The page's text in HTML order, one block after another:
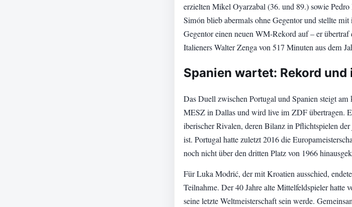
erzielten Mikel Oyarzabal (36. und 89.) sowie
Simón blieb abermals ohne Gegentor und stellte
Gegentor einen neuen WM-Rekord auf – er
Italieners Walter Zenga von 517 Minuten aus dem
Spanien wartet: Rekord und
Das Duell zwischen Portugal und Spanien steigt
MESZ in Dallas und wird live im ZDF übertragen.
iberischer Rivalen, deren Bilanz in Pflichtspielen
ist. Portugal hatte zuletzt 2016 die
noch nicht über den dritten Platz von 1966
Für Luka Modrić, der mit Kroatien ausschied,
Teilnahme. Der 40 Jahre alte Mittelfeldspieler hatte
seine letzte Weltmeisterschaft sein werde.